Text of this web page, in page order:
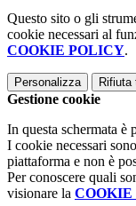
Questo sito o gli
cookie necessari al
COOKIE POLICY.
Personalizza Rifiuta
Gestione cookie
In questa schermata è
I cookie necessari
piattaforma e non è
Per conoscere quali
visionare la